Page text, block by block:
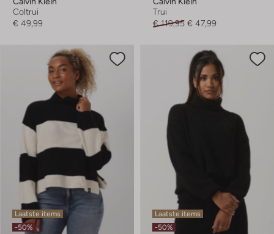
Coltrui
€ 49,99
Trui
€ 119,95 € 47,99
Laatste items
-50%
Laatste items
-50%